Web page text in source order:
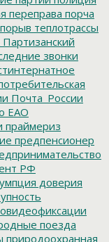
переправа порча
порыв теплотрассы
Партизанский
звонки
Почта_России
ЕАО
праймериз
предпенсионер
РФ
доверия
поезда
природоохранная